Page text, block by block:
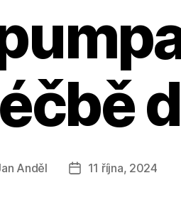
Anděl
Datum
11 října, 2024